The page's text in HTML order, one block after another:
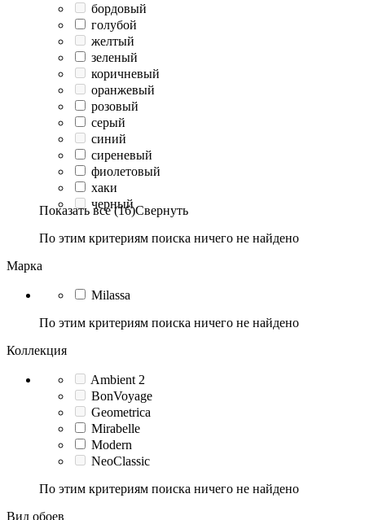
бордовый
голубой
желтый
зеленый
коричневый
оранжевый
розовый
серый
синий
сиреневый
фиолетовый
хаки
черный
Показать все (16)Свернуть
По этим критериям поиска ничего не найдено
Марка
Milassa
По этим критериям поиска ничего не найдено
Коллекция
Ambient 2
BonVoyage
Geometrica
Mirabelle
Modern
NeoClassic
По этим критериям поиска ничего не найдено
Вид обоев